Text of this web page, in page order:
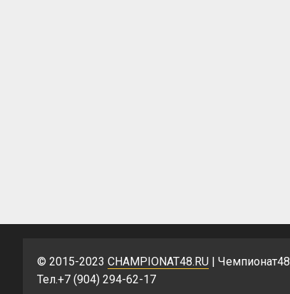
© 2015-2023 CHAMPIONAT48.RU | Чемпионат48
Тел.+7 (904) 294-62-17